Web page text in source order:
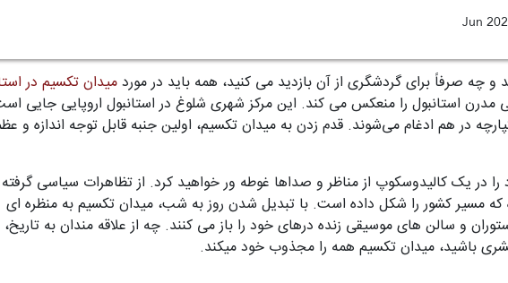
و چه صرفاً برای گردشگری از آن بازدید می کنید، همه باید در موردمیدان تکسیم در
مدرن استانبول را منعکس می کند. این مرکز شهری شلوغ در استانبول اروپایی جایی
در هم ادغام می‌شوند. قدم زدن به میدان تکسیم، اولین جنبه قابل توجه اندازه
را در یک کالیدوسکوپ از مناظر و صداها غوطه ور خواهید کرد. از تظاهرات سیاسی
مسیر کشور را شکل داده است. با تبدیل شدن روز به شب، میدان تکسیمبه منظره ای
و سالن های موسیقی زنده درهای خود را باز می کنند. چه از علاقه مندان به
باشید، میدان تکسیم همه را مجذوب خود میکند.